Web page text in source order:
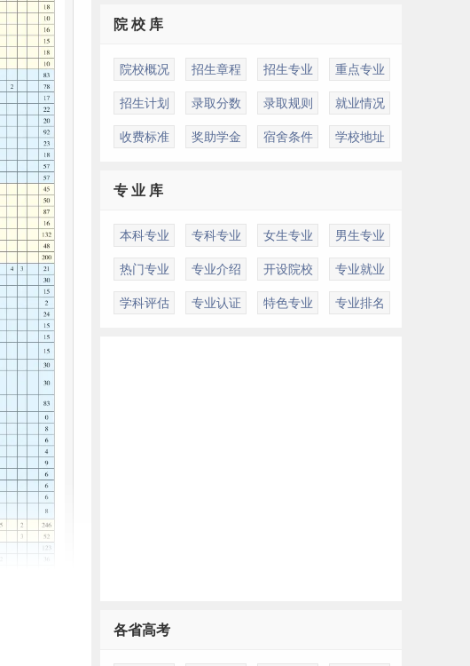
院 校 库
院校概况 招生章程 招生专业 重点专业
招生计划 录取分数 录取规则 就业情况
收费标准 奖助学金 宿舍条件 学校地址
专 业 库
本科专业 专科专业 女生专业 男生专业
热门专业 专业介绍 开设院校 专业就业
学科评估 专业认证 特色专业 专业排名
各省高考